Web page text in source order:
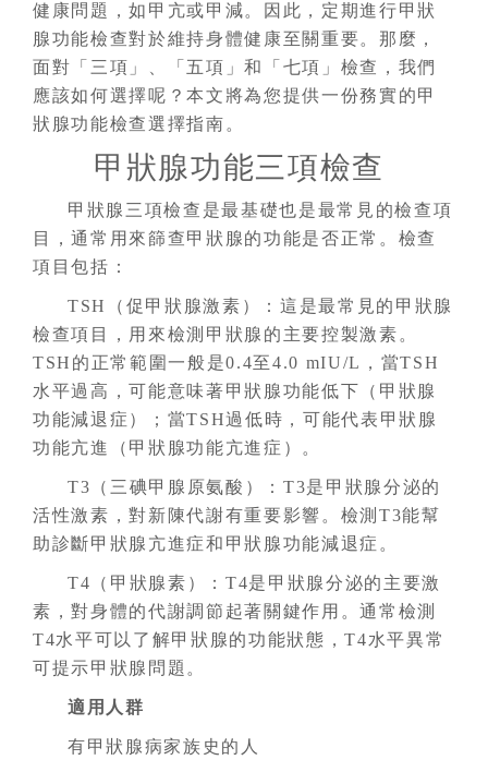
健康問題，如甲亢或甲減。因此，定期進行甲狀
腺功能檢查對於維持身體健康至關重要。那麼，
面對「三項」、「五項」和「七項」檢查，我們
應該如何選擇呢？本文將為您提供一份務實的甲
狀腺功能檢查選擇指南。
甲狀腺功能三項檢查
甲狀腺三項檢查是最基礎也是最常見的檢查項
目，通常用來篩查甲狀腺的功能是否正常。檢查
項目包括：
TSH（促甲狀腺激素） ：這是最常見的甲狀腺
檢查項目，用來檢測甲狀腺的主要控製激素。
TSH的正常範圍一般是0.4至4.0 mIU/L，當TSH
水平過高，可能意味著甲狀腺功能低下（甲狀腺
功能減退症）；當TSH過低時，可能代表甲狀腺
功能亢進（甲狀腺功能亢進症）。
T3（三碘甲腺原氨酸） ：T3是甲狀腺分泌的
活性激素，對新陳代謝有重要影響。檢測T3能幫
助診斷甲狀腺亢進症和甲狀腺功能減退症。
T4（甲狀腺素） ：T4是甲狀腺分泌的主要激
素，對身體的代謝調節起著關鍵作用。通常檢測
T4水平可以了解甲狀腺的功能狀態，T4水平異常
可提示甲狀腺問題。
適用人群
有甲狀腺病家族史的人